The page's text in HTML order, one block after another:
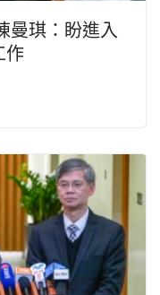
曼琪：盼進入
作